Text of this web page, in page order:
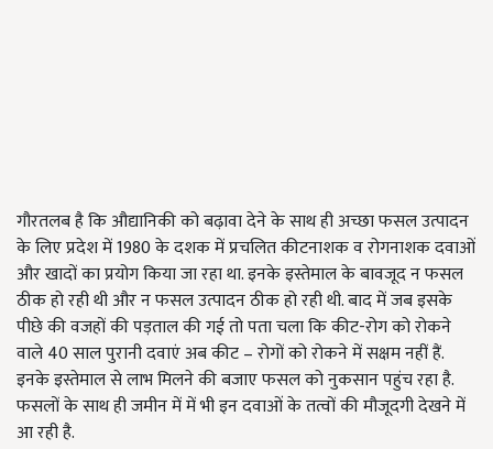
गौरतलब है कि औद्यानिकी को बढ़ावा देने के साथ ही अच्छा फसल उत्पादन
के लिए प्रदेश में 1980 के दशक में प्रचलित कीटनाशक व रोगनाशक दवाओं
और खादों का प्रयोग किया जा रहा था. इनके इस्तेमाल के बावजूद न फसल
ठीक हो रही थी और न फसल उत्पादन ठीक हो रही थी. बाद में जब इसके
पीछे की वजहों की पड़ताल की गई तो पता चला कि कीट-रोग को रोकने
वाले 40 साल पुरानी दवाएं अब कीट – रोगों को रोकने में सक्षम नहीं हैं.
इनके इस्तेमाल से लाभ मिलने की बजाए फसल को नुकसान पहुंच रहा है.
फसलों के साथ ही जमीन में में भी इन दवाओं के तत्वों की मौजूदगी देखने में
आ रही है.